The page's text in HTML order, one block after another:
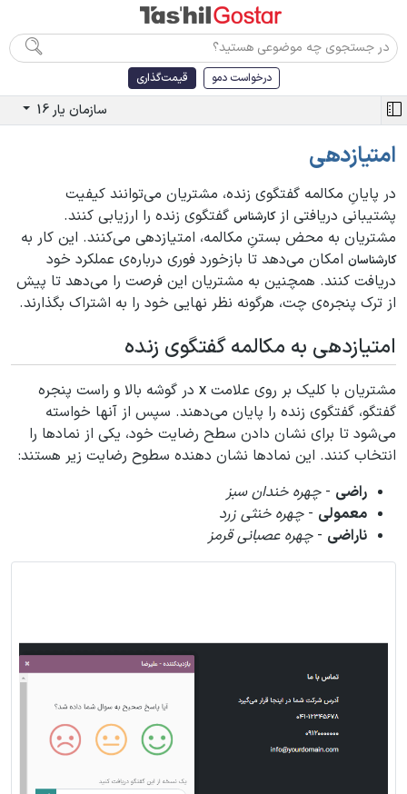
درخواست دمو قیمت‌گذاری
سازمان یار 16
امتیازدهی
در پایانِ مکالمه گفتگوی زنده، مشتریان می‌توانند کیفیت
پشتیبانی دریافتی ازکارشناس گفتگوی زنده را ارزیابی کنند.
مشتریان به محض بستنِ مکالمه، امتیازدهی می‌کنند. این کار به
کارشناسان امکان می‌دهد تا بازخورد فوری درباره‌ی عملکرد خود
دریافت کنند. همچنین به مشتریان این فرصت را می‌دهد تا پیش
از ترک پنجره‌ی چت، هرگونه نظر نهایی خود را به اشتراک بگذارند.
امتیازدهی به مکالمه گفتگوی زنده
مشتریان با کلیک بر روی علامت X در گوشه بالا و راست پنجره
گفتگو، گفتگوی زنده را پایان می‌دهند. سپس از آنها خواسته
می‌شود تا برای نشان دادن سطح رضایت خود، یکی از نمادها را
انتخاب کنند. این نمادها نشان دهنده سطوح رضایت زیر هستند:
راضی -چهره خندان سبز
معمولی -چهره خنثی زرد
ناراضی -چهره عصبانی قرمز